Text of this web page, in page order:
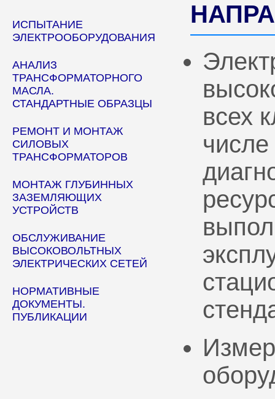
ИСПЫТАНИЕ
ЭЛЕКТРООБОРУДОВАНИЯ
АНАЛИЗ
ТРАНСФОРМАТОРНОГО
МАСЛА.
СТАНДАРТНЫЕ ОБРАЗЦЫ
РЕМОНТ И МОНТАЖ
СИЛОВЫХ
ТРАНСФОРМАТОРОВ
МОНТАЖ ГЛУБИННЫХ
ЗАЗЕМЛЯЮЩИХ
УСТРОЙСТВ
ОБСЛУЖИВАНИЕ
ВЫСОКОВОЛЬТНЫХ
ЭЛЕКТРИЧЕСКИХ СЕТЕЙ
НОРМАТИВНЫЕ
ДОКУМЕНТЫ.
ПУБЛИКАЦИИ
всех